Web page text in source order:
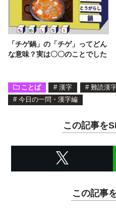
「チゲ鍋」の「チゲ」ってどん
な意味？実は〇〇のことでした
ことば # 漢字 # 難読漢
# 今日の一問・漢字編
この記事を
この記事